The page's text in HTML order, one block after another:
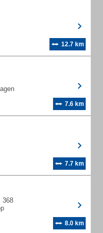
12.7 km
7.6 km
7.7 km
368
8.0 km